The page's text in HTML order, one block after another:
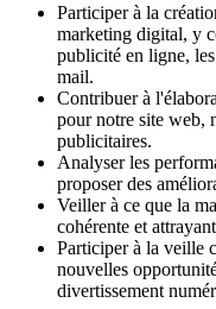
Participer à la
marketing digital, y
publicité en ligne,
mail.
Contribuer à
pour notre site web,
publicitaires.
Analyser les
proposer des
Veiller à ce que la
cohérente et
Participer à la veille
nouvelles
divertissement